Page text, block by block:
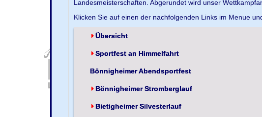
Landesmeisterschaften. Abgerundet wird unser
Klicken Sie auf einen der nachfolgenden Links im Menue
Übersicht
Sportfest an Himmelfahrt
Bönnigheimer Abendsportfest
Bönnigheimer Stromberglauf
Bietigheimer Silvesterlauf